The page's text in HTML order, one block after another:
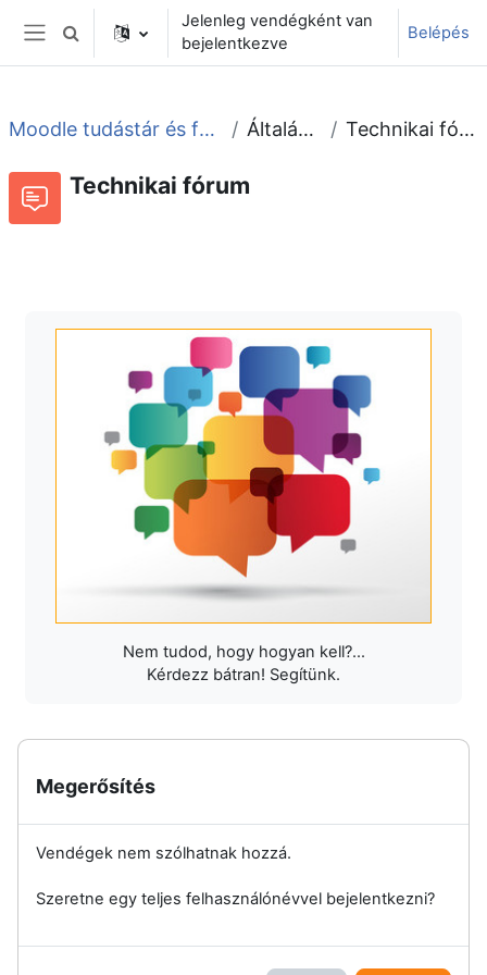
Tovább a fő tartalomhoz
Oldalpanel
Keresési bemeneti adatok váltása
Jelenleg vendégként van
bejelentkezve
Belépés
Moodle tudástár és fórum Általános Technikai fórum
Technikai fórum
Nem tudod, hogy hogyan kell?...
Kérdezz bátran! Segítünk.
Megerősítés
Vendégek nem szólhatnak hozzá.
Szeretne egy teljes felhasználónévvel bejelentkezni?